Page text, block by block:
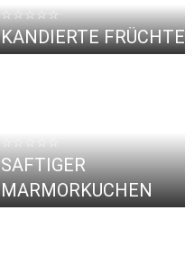
☆☆☆☆☆
KANDIERTE FRÜCHTE
☆☆☆☆☆
SAFTIGER
MARMORKUCHEN